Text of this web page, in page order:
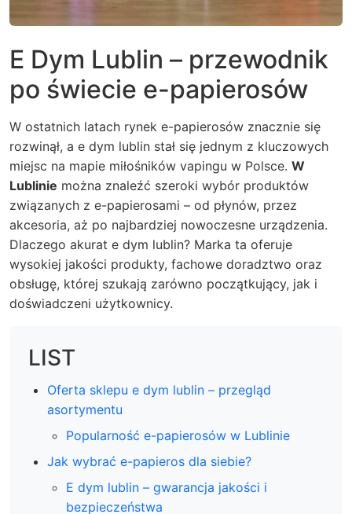
E Dym Lublin – przewodnik
po świecie e-papierosów
W ostatnich latach rynek e-papierosów znacznie się
rozwinął, a e dym lublin stał się jednym z kluczowych
miejsc na mapie miłośników vapingu w Polsce. W
Lublinie można znaleźć szeroki wybór produktów
związanych z e-papierosami – od płynów, przez
akcesoria, aż po najbardziej nowoczesne urządzenia.
Dlaczego akurat e dym lublin? Marka ta oferuje
wysokiej jakości produkty, fachowe doradztwo oraz
obsługę, której szukają zarówno początkujący, jak i
doświadczeni użytkownicy.
LIST
Oferta sklepu e dym lublin – przegląd
asortymentu
Popularność e-papierosów w Lublinie
Jak wybrać e-papieros dla siebie?
E dym lublin – gwarancja jakości i
bezpieczeństwa